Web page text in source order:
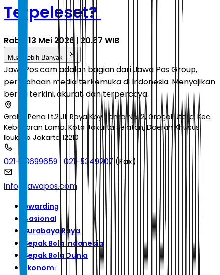
Terpeleset?
Rabu, 13 Mei 2026 | 20.57 WIB
Muat Lebih Banyak
JawaPos.com adalah bagian dari Jawa Pos Group,
perusahaan media terkemuka di Indonesia. Menyajikan
berita terkini, akurat, dan terpercaya.
Graha Pena Lt.2 Jl. Raya Kby. Lama No.12, Grogol Utara, Kec.
Kebayoran Lama, Kota Jakarta Selatan, Daerah Khusus
Ibukota Jakarta 12210
021-53699659| 021-5349207 (Fax)
info@jawapos.com
Awarding
Nasional
Surabaya Raya
Sepak Bola Indonesia
Sepak Bola Dunia
Ekonomi